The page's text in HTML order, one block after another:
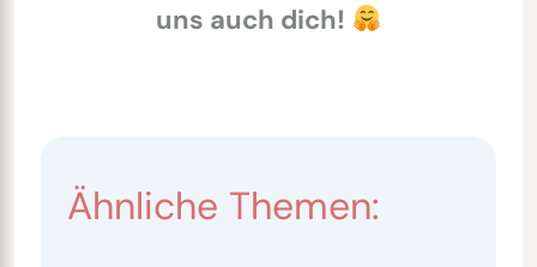
uns auch dich!
Ähnliche Themen: